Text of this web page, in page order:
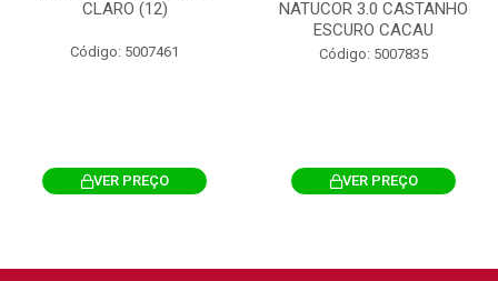
CLARO (12)
Código: 5007461
VER PREÇO
NATUCOR 3.0 CASTANHO
ESCURO CACAU
Código: 5007835
VER PREÇO